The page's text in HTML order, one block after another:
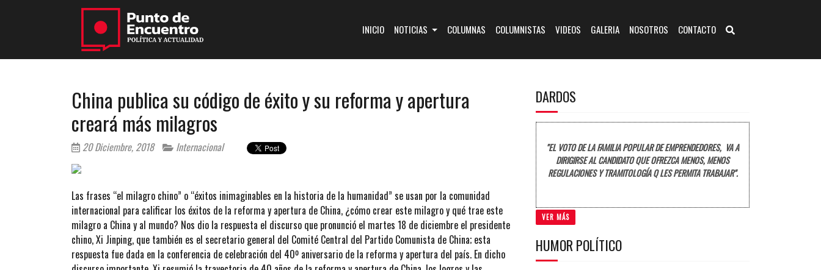
INICIO(CURRENT)
NOTICIAS COLUMNAS COLUMNISTAS VIDEOS GALERIA NOSOTROS CONTACTO
China publica su código de éxito y su reforma y apertura
creará más milagros
20 Diciembre, 2018 Internacional
Las frases “el milagro chino” o “éxitos inimaginables en la historia de la humanidad” se usan por la comunidad
internacional para calificar los éxitos de la reforma y apertura de China, ¿cómo crear este milagro y qué trae este
milagro a China y al mundo? Nos dio la respuesta el discurso que pronunció el martes 18 de diciembre el presidente
chino, Xi Jinping, que también es el secretario general del Comité Central del Partido Comunista de China; esta
respuesta fue dada en la conferencia de celebración del 40º aniversario de la reforma y apertura del país. En dicho
DARDOS
"EL VOTO DE LA FAMILIA POPULAR DE EMPRENDEDORES, VA A
DIRIGIRSE AL CANDIDATO QUE OFREZCA MENOS, MENOS
REGULACIONES Y TRAMITOLOGÍA Q LES PERMITA TRABAJAR".
VER MÁS
HUMOR POLÍTICO